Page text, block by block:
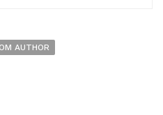
AUTHOR